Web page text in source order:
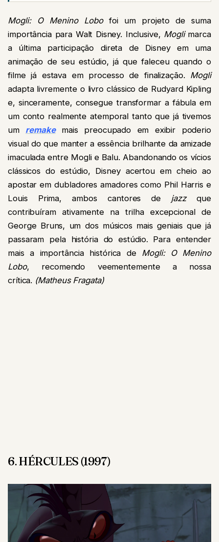
Mogli: O Menino Lobofoi um projeto de suma
importância para Walt Disney. Inclusive, Moglimarca
a última participação direta de Disney em uma
animação de seu estúdio, já que faleceu quando o
filme já estava em processo de finalização. Mogli
adapta livremente o livro clássico de Rudyard Kipling
e, sinceramente, consegue transformar a fábula em
um conto realmente atemporal tanto que já tivemos
um remake
mais preocupado em exibir poderio
visual do que manter a essência brilhante da amizade
imaculada entre Mogli e Balu. Abandonando os vícios
clássicos do estúdio, Disney acertou em cheio ao
apostar em dubladores amadores como Phil Harris e
Louis Prima, ambos cantores de jazzque
contribuíram ativamente na trilha excepcional de
George Bruns, um dos músicos mais geniais que já
passaram pela história do estúdio. Para entender
mais a importância histórica de Mogli: O Menino
Lobo, recomendo veementemente a nossa
crítica. (Matheus Fragata)
6. HÉRCULES (1997)